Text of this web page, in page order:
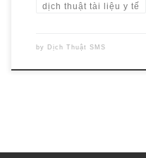
dịch thuật tài liệu y tế
by Dịch Thuật SMS